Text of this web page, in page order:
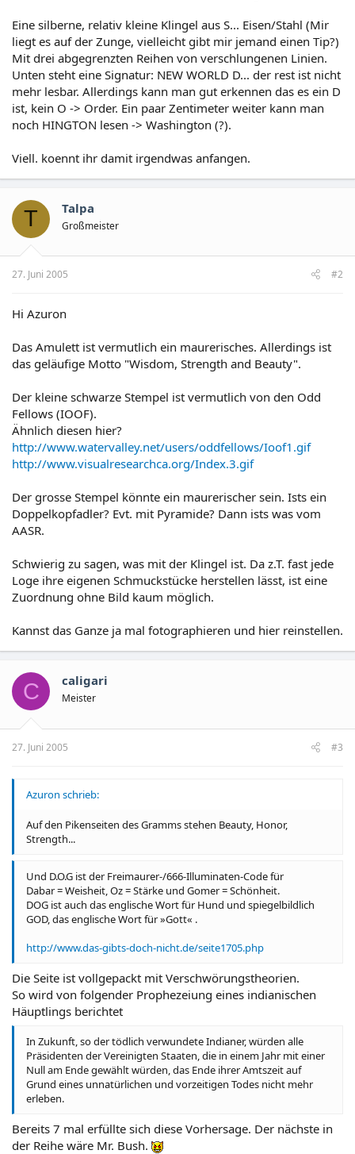
Eine silberne, relativ kleine Klingel aus S... Eisen/Stahl (Mir
liegt es auf der Zunge, vielleicht gibt mir jemand einen Tip?)
Mit drei abgegrenzten Reihen von verschlungenen Linien.
Unten steht eine Signatur: NEW WORLD D... der rest ist nicht
mehr lesbar. Allerdings kann man gut erkennen das es ein D
ist, kein O -> Order. Ein paar Zentimeter weiter kann man
noch HINGTON lesen -> Washington (?).
Viell. koennt ihr damit irgendwas anfangen.
T Talpa
Großmeister
27. Juni 2005 #2
Hi Azuron
Das Amulett ist vermutlich ein maurerisches. Allerdings ist
das geläufige Motto "Wisdom, Strength and Beauty".
Der kleine schwarze Stempel ist vermutlich von den Odd
Fellows (IOOF).
Ähnlich diesen hier?
http://www.watervalley.net/users/oddfellows/Ioof1.gif
http://www.visualresearchca.org/Index.3.gif
Der grosse Stempel könnte ein maurerischer sein. Ists ein
Doppelkopfadler? Evt. mit Pyramide? Dann ists was vom
AASR.
Schwierig zu sagen, was mit der Klingel ist. Da z.T. fast jede
Loge ihre eigenen Schmuckstücke herstellen lässt, ist eine
Zuordnung ohne Bild kaum möglich.
Kannst das Ganze ja mal fotographieren und hier reinstellen.
C caligari
Meister
27. Juni 2005 #3
Azuron schrieb:
Auf den Pikenseiten des Gramms stehen Beauty, Honor,
Strength...
Und D.O.G ist der Freimaurer-/666-Illuminaten-Code für
Dabar = Weisheit, Oz = Stärke und Gomer = Schönheit.
DOG ist auch das englische Wort für Hund und spiegelbildlich
GOD, das englische Wort für »Gott« .
http://www.das-gibts-doch-nicht.de/seite1705.php
Die Seite ist vollgepackt mit Verschwörungstheorien.
So wird von folgender Prophezeiung eines indianischen
Häuptlings berichtet
In Zukunft, so der tödlich verwundete Indianer, würden alle
Präsidenten der Vereinigten Staaten, die in einem Jahr mit einer
Null am Ende gewählt würden, das Ende ihrer Amtszeit auf
Grund eines unnatürlichen und vorzeitigen Todes nicht mehr
erleben.
Bereits 7 mal erfüllte sich diese Vorhersage. Der nächste in
der Reihe wäre Mr. Bush.